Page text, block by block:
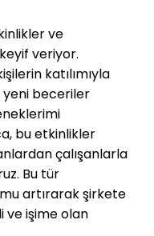
ve
veriyor.
katılımıyla
beceriler
bu etkinlikler
çalışanlarla
Bu tür
artırarak şirkete
ve işime olan